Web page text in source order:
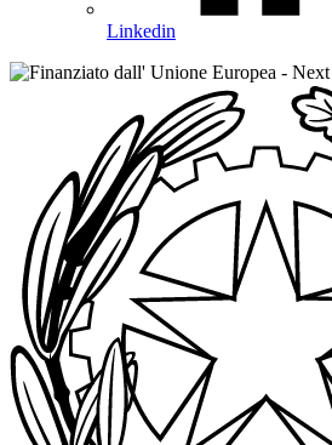
Linkedin